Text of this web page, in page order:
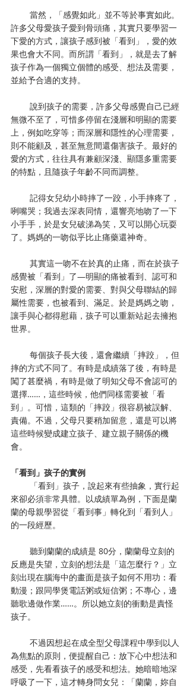
許多父母愛孩子愛到骨頭痛，其實只要學習一
下愛的方式，讓孩子感到被「看到」，愛的效
果也會大不同。而所謂「看到」，就是去了解
孩子作為一個獨立個體的感受、想法及需要，
並給予合適的支持。
無微不至了，可惜多停留在淺層和明顯的需要
上，例如吃穿等；而深層和隱性的心理需要，
則不能顧及，甚至無意間還傷害孩子。最好的
愛的方式，往往具有兼顧深淺、顯隱多重需要
的特點，且隨孩子年齡不同而調整。
咧嘴哭；我過去深表同情，還響亮地吻了一下
小手手，於是女兒破涕為笑，又可以開心玩耍
了。媽媽的一吻似乎比止痛藥還神奇。
感覺被「看到」了―明顯的痛被看到、認可和
安慰，深層的對愛的需要、對與父母聯結的歸
屬性需要，也被看到、滿足。於是媽媽之吻，
讓手與心都得慰藉，孩子可以重新站起去擁抱
世界。
摔的方式不同了。有時是成績落了後，有時是
闖了甚麼禍，有時是做了明知父母不會認可的
選擇……，這些時候，他們同樣需要被「看
到」。可惜，這類的「摔跤」很容易被誤解、
責備。不過，父母只要稍加留意，還是可以將
這些時候變成建立孩子、建立親子關係的機
會。
「看到」孩子的實例
來卻必須非常具體。以成績單為例，下面是蘭
蘭的母親學習從「看到事」轉化到「看到人」
的一段經歷。
反應是失望，立刻的想法是「這怎麼行？」立
刻出現在腦海中的畫面是孩子如何不用功：看
動漫；跟同學煲電話粥或短信粥；不專心，邊
聽歌邊做作業……。所以她立刻的衝動是責怪
孩子。
為焦點的原則，便提醒自己：放下心中想法和
感受，先看看孩子的感受和想法。她暗暗地深
呼吸了一下，這才轉身問女兒：「蘭蘭，妳自